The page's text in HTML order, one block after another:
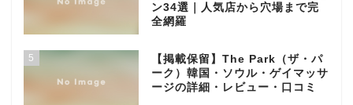
ン34選｜人気店から穴場まで完
全網羅
5
【掲載保留】The Park（ザ・パ
ーク）韓国・ソウル・ゲイマッサ
ージの詳細・レビュー・口コミ